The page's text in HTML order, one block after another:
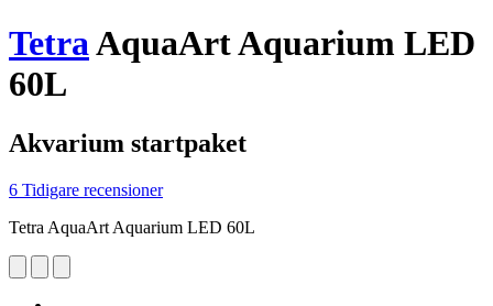
TetraAquaArt Aquarium LED
60L
Akvarium startpaket
6 Tidigare recensioner
Tetra AquaArt Aquarium LED 60L